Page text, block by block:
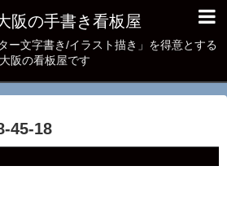
阪の手書き看板屋
ー文字書き/イラスト描き」を得意とする
大阪の看板屋です
45-18